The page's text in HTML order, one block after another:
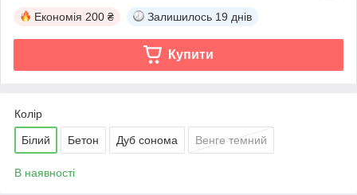
Економія 200 ₴ Залишилось 19 днів
Купити
Колір
Білий Бетон Дуб сонома Венге темний
В наявності